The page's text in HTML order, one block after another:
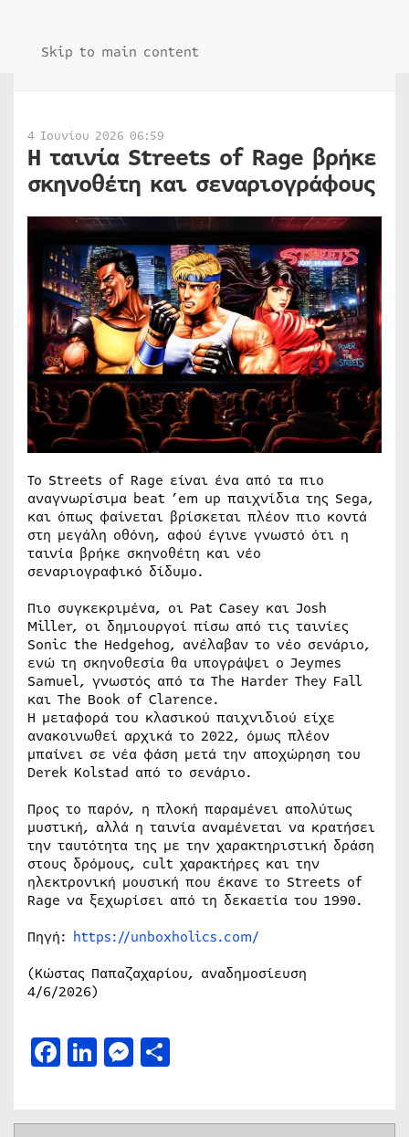
Skip to main content
4 Ιουνίου 2026 06:59
Η ταινία Streets of Rage βρήκε
σκηνοθέτη και σεναριογράφους
Το Streets of Rage είναι ένα από τα πιο
αναγνωρίσιμα beat ’em up παιχνίδια της Sega,
και όπως φαίνεται βρίσκεται πλέον πιο κοντά
στη μεγάλη οθόνη, αφού έγινε γνωστό ότι η
ταινία βρήκε σκηνοθέτη και νέο
σεναριογραφικό δίδυμο.
Πιο συγκεκριμένα, οι Pat Casey και Josh
Miller, οι δημιουργοί πίσω από τις ταινίες
Sonic the Hedgehog, ανέλαβαν το νέο σενάριο,
ενώ τη σκηνοθεσία θα υπογράψει ο Jeymes
Samuel, γνωστός από τα The Harder They Fall
και The Book of Clarence.
Η μεταφορά του κλασικού παιχνιδιού είχε
ανακοινωθεί αρχικά το 2022, όμως πλέον
μπαίνει σε νέα φάση μετά την αποχώρηση του
Derek Kolstad από το σενάριο.
Προς το παρόν, η πλοκή παραμένει απολύτως
μυστική, αλλά η ταινία αναμένεται να κρατήσει
την ταυτότητα της με την χαρακτηριστική δράση
στους δρόμους, cult χαρακτήρες και την
ηλεκτρονική μουσική που έκανε το Streets of
Rage να ξεχωρίσει από τη δεκαετία του 1990.
Πηγή: https://unboxholics.com/
(Κώστας Παπαζαχαρίου, αναδημοσίευση
4/6/2026)
Facebook
LinkedIn
Messenger